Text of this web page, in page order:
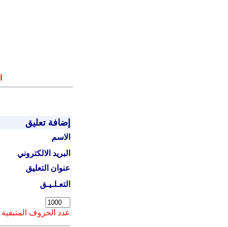
إضافة تعليق
الاسم
البريد الالكتروني
عنوان التعليق
التعـلـيـق
عدد الحروف المتبقية